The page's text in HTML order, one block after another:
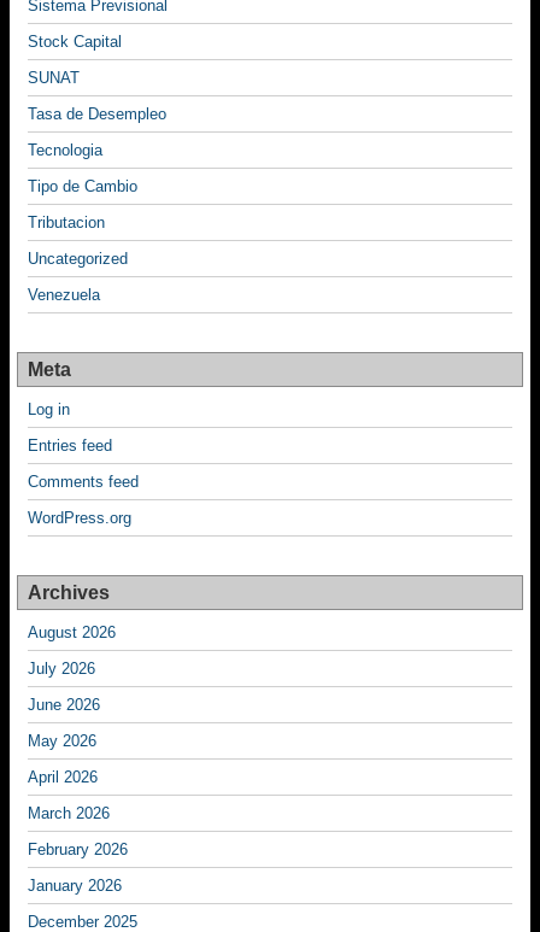
Sistema Previsional
Stock Capital
SUNAT
Tasa de Desempleo
Tecnologia
Tipo de Cambio
Tributacion
Uncategorized
Venezuela
Meta
Log in
Entries feed
Comments feed
WordPress.org
Archives
August 2026
July 2026
June 2026
May 2026
April 2026
March 2026
February 2026
January 2026
December 2025